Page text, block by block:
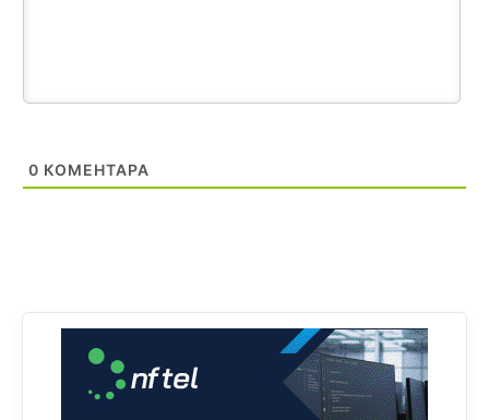
0 КОМЕНТАРА
glasova" i manipulacija kroz fiktivne pomoćnike (koji
Анонимно2818605 јуче 11:28
Prema podacima o informaciono-komunikacionim
tehnologijama, čak 33,4% domaćinstava u BiH uopšte
nema pristup računaru bilo koje vrste (desktop, laptop ili